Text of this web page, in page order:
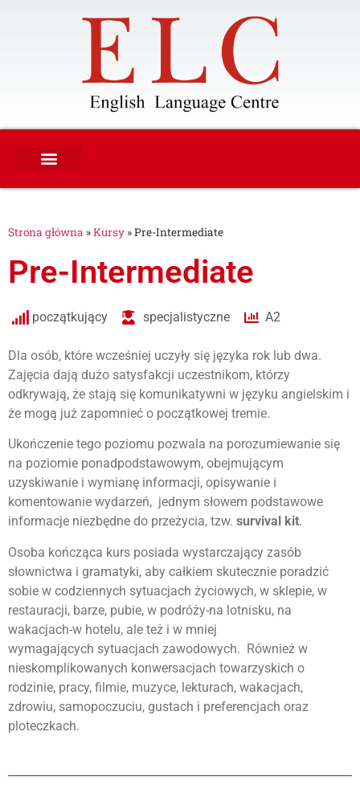
Strona główna »Kursy »Pre-Intermediate
Pre-Intermediate
początkujący specjalistyczne A2
Dla osób, które wcześniej uczyły się języka rok lub dwa.
Zajęcia dają dużo satysfakcji uczestnikom, którzy
odkrywają, że stają się komunikatywni w języku angielskim i
że mogą już zapomnieć o początkowej tremie.
Ukończenie tego poziomu pozwala na porozumiewanie się
na poziomie ponadpodstawowym, obejmującym
uzyskiwanie i wymianę informacji, opisywanie i
komentowanie wydarzeń, jednym słowem podstawowe
informacje niezbędne do przeżycia, tzw. survival kit.
Osoba kończąca kurs posiada wystarczający zasób
słownictwa i gramatyki, aby całkiem skutecznie poradzić
sobie w codziennych sytuacjach życiowych, w sklepie, w
restauracji, barze, pubie, w podróży-na lotnisku, na
wakacjach-w hotelu, ale też i w mniej
wymagających sytuacjach zawodowych. Również w
nieskomplikowanych konwersacjach towarzyskich o
rodzinie, pracy, filmie, muzyce, lekturach, wakacjach,
zdrowiu, samopoczuciu, gustach i preferencjach oraz
ploteczkach.